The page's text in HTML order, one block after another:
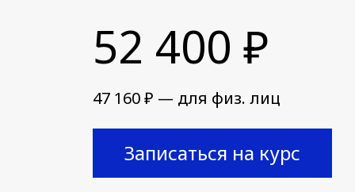
52 400 ₽
47 160 ₽ — для физ. лиц
Записаться на курс